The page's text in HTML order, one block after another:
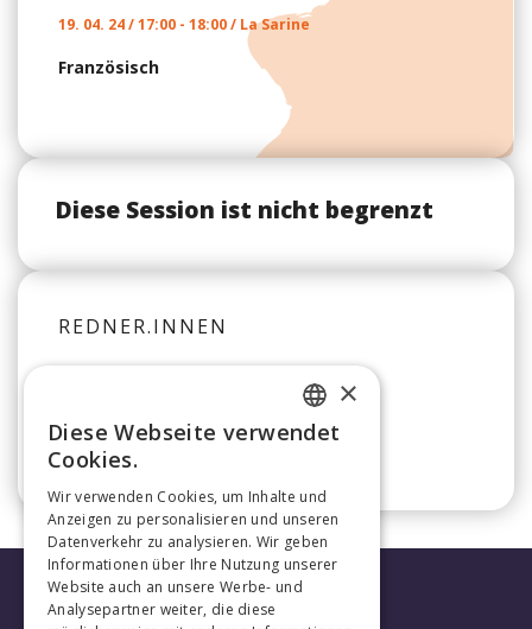
19. 04. 24 / 17:00 - 18:00 / La Sarine
Französisch
Diese Session ist nicht begrenzt
REDNER.INNEN
Sybille Gateau
FRENCH
×
Diese Webseite verwendet
Cookies.
Wir verwenden Cookies, um Inhalte und
Anzeigen zu personalisieren und unseren
Datenverkehr zu analysieren. Wir geben
Informationen über Ihre Nutzung unserer
Website auch an unsere Werbe- und
Analysepartner weiter, die diese